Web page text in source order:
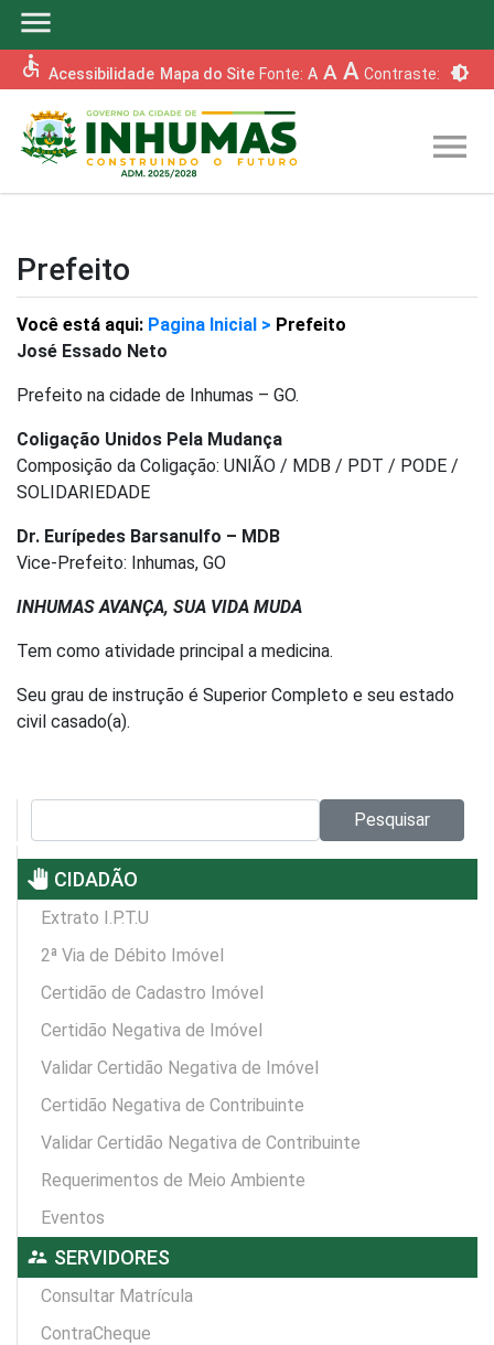
menu
accessible Acessibilidade Mapa do Site Fonte: A A A Contraste: brightness_6
menu
Prefeito
Você está aqui: Pagina Inicial > Prefeito
José Essado Neto
Prefeito na cidade de Inhumas – GO.
Coligação Unidos Pela Mudança
Composição da Coligação: UNIÃO / MDB / PDT / PODE /
SOLIDARIEDADE
Dr. Eurípedes Barsanulfo – MDB
Vice-Prefeito: Inhumas, GO
INHUMAS AVANÇA, SUA VIDA MUDA
Tem como atividade principal a medicina.
Seu grau de instrução é Superior Completo e seu estado
civil casado(a).
Pesquisar
pan_tool CIDADÃO
Extrato I.P.T.U
2ª Via de Débito Imóvel
Certidão de Cadastro Imóvel
Certidão Negativa de Imóvel
Validar Certidão Negativa de Imóvel
Certidão Negativa de Contribuinte
Validar Certidão Negativa de Contribuinte
Requerimentos de Meio Ambiente
Eventos
supervisor_account SERVIDORES
Consultar Matrícula
ContraCheque